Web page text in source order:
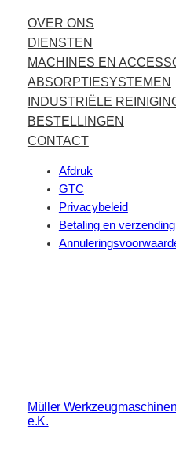
OVER ONS
DIENSTEN
MACHINES EN
ABSORPTIESYSTEMEN
INDUSTRIËLE
BESTELLINGEN
CONTACT
Afdruk
GTC
Privacybeleid
Betaling en verzending
Müller
e.K.